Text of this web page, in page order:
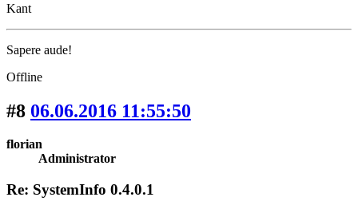
Kant
Sapere aude!
Offline
#8 06.06.2016 11:55:50
florian
Administrator
Re: SystemInfo 0.4.0.1